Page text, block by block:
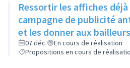
Ressortir les affiches
campagne de publicité
et les donner aux
affichage, les remettre
Rilliard
07 déc.
En cours de réalisation
Propositions en cours de